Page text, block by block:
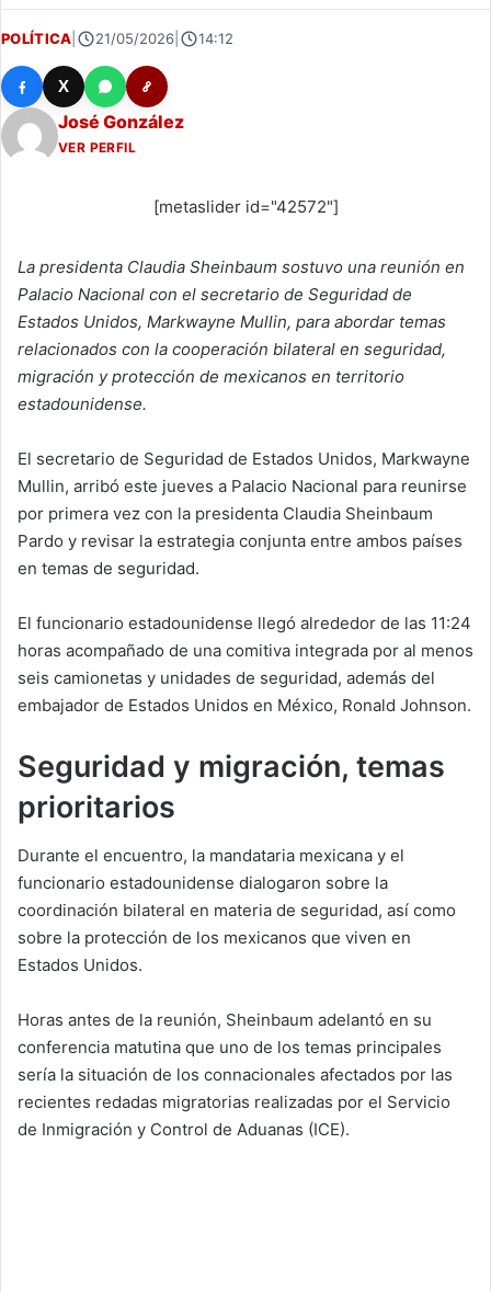
POLÍTICA 21/05/2026 14:12
X
José González
VER PERFIL
[metaslider id="42572"]
La presidenta Claudia Sheinbaum sostuvo una reunión en
Palacio Nacional con el secretario de Seguridad de
Estados Unidos, Markwayne Mullin, para abordar temas
relacionados con la cooperación bilateral en seguridad,
migración y protección de mexicanos en territorio
estadounidense.
El secretario de Seguridad de Estados Unidos, Markwayne
Mullin, arribó este jueves a Palacio Nacional para reunirse
por primera vez con la presidenta Claudia Sheinbaum
Pardo y revisar la estrategia conjunta entre ambos países
en temas de seguridad.
El funcionario estadounidense llegó alrededor de las 11:24
horas acompañado de una comitiva integrada por al menos
seis camionetas y unidades de seguridad, además del
embajador de Estados Unidos en México, Ronald Johnson.
Seguridad y migración, temas
prioritarios
Durante el encuentro, la mandataria mexicana y el
funcionario estadounidense dialogaron sobre la
coordinación bilateral en materia de seguridad, así como
sobre la protección de los mexicanos que viven en
Estados Unidos.
Horas antes de la reunión, Sheinbaum adelantó en su
conferencia matutina que uno de los temas principales
sería la situación de los connacionales afectados por las
recientes redadas migratorias realizadas por el Servicio
de Inmigración y Control de Aduanas (ICE).